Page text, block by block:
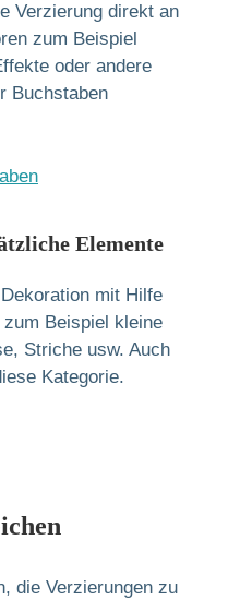
Verzierung direkt an
zum Beispiel
oder andere
Buchstaben
Elemente
mit Hilfe
Beispiel kleine
Striche usw. Auch
Kategorie.
die Verzierungen zu